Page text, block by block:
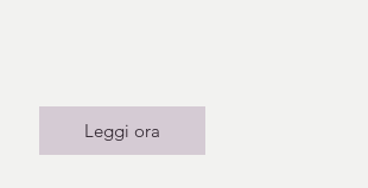
Leggi ora